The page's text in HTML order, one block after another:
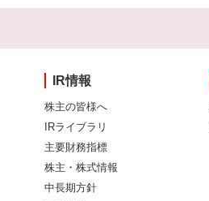
IR情報
株主の皆様へ
IRライブラリ
主要財務指標
株主・株式情報
中長期方針